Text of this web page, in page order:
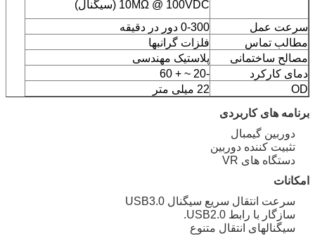
10MΩ @ 100VDC (سیگنال)
سرعت عمل
0-300 دور در دقیقه
مطالب تماس
فلزات گرانبها
مصالح ساختمانی
پلاستیک مهندسی
دمای کارکرد
-20 ~ + 60
OD
22 میلی متر
برنامه های کاربردی
دوربین گیمبال
تثبیت کننده دوربین
دستگاه های VR
امکانات
سرعت انتقال سریع سیگنال USB3.0
سازگار با رابط USB2.0.
سیگنالهای انتقال متنوع